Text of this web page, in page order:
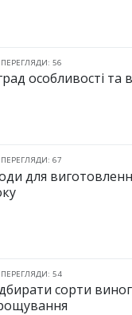
ПЕРЕГЛЯДИ: 56
особливості та
ПЕРЕГЛЯДИ: 67
для
ПЕРЕГЛЯДИ: 54
сорти